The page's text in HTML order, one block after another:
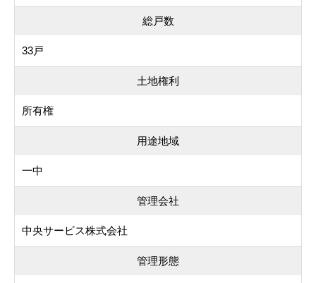
総戸数
33戸
土地権利
所有権
用途地域
一中
管理会社
中央サービス株式会社
管理形態